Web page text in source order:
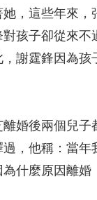
，這些年來
孩子卻從來
謝霆鋒因為孩
婚後兩個兒
，他稱：當
什麼原因離婚